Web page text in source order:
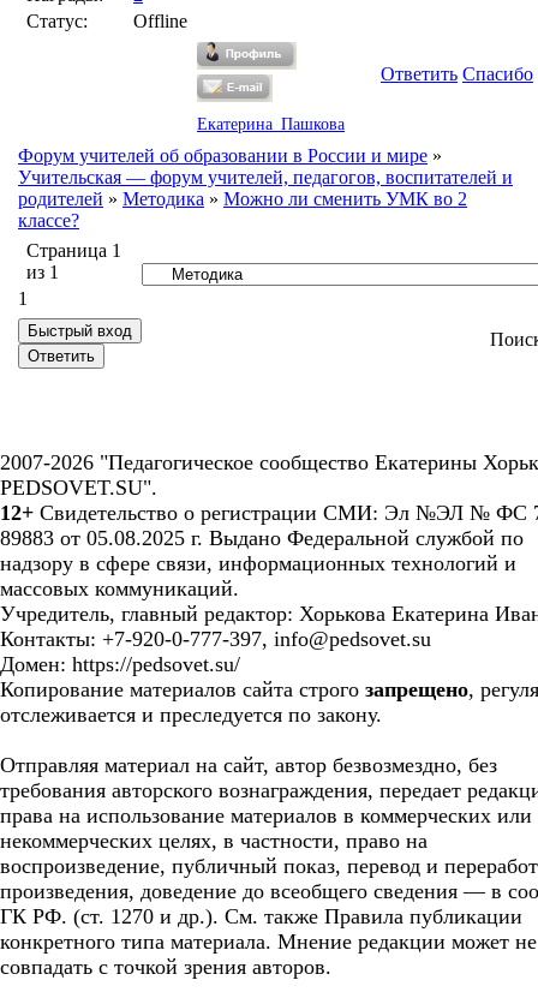
Статус:
Offline
Ответить Спасибо
Екатерина_Пашкова
Форум учителей об образовании в России и мире »
Учительская — форум учителей, педагогов, воспитателей и
родителей » Методика » Можно ли сменить УМК во 2
классе?
Страница 1
из 1
1
2007-2026 "Педагогическое сообщество Екатерины
PEDSOVET.SU".
12+ Свидетельство о регистрации СМИ: Эл №ЭЛ № ФС
89883 от 05.08.2025 г. Выдано Федеральной службой по
надзору в сфере связи, информационных технологий и
массовых коммуникаций.
Учредитель, главный редактор: Хорькова Екатерина
Контакты: +7-920-0-777-397, info@pedsovet.su
Домен: https://pedsovet.su/
Копирование материалов сайта строго запрещено,
отслеживается и преследуется по закону.
Отправляя материал на сайт, автор безвозмездно, без
требования авторского вознаграждения, передает
права на использование материалов в коммерческих или
некоммерческих целях, в частности, право на
воспроизведение, публичный показ, перевод и
произведения, доведение до всеобщего сведения — в
ГК РФ. (ст. 1270 и др.). См. также Правила публикации
конкретного типа материала. Мнение редакции может не
совпадать с точкой зрения авторов.